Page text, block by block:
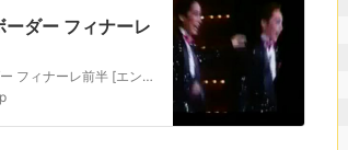
ーダー フィナーレ
ブレイク・ザ･ボーダー フィナーレ前半 [エンターテイメント] 前後しますが、後半はすでにUp済みです。後半：sm15914245